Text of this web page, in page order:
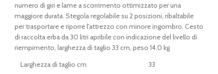
€ 489,00.€ 469,00.
numero di giri e lame a scorrimento ottimizzato per una
maggiore durata. Stegola regolabile su 2 posizioni, ribaltabile
per trasportare e riporre l'attrezzo con minore ingombro. Cesto
di raccolta erba da 30 litri apribile con indicazione del livello di
riempimento, larghezza di taglio 33 cm, peso 14,0 kg
Larghezza di taglio cm
33